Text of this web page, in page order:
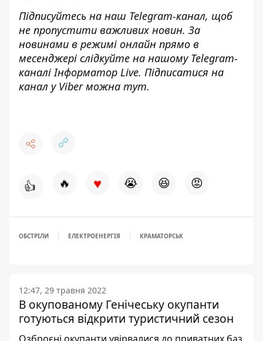
Підписуйтесь на наш Telegram-канал, щоб
не пропустити важливих новин. За
новинами в режимі онлайн прямо в
месенджері слідкуйте на нашому Telegram-
каналі Інформатор Live. Підписатися на
канал у Viber можна тут.
👍 🔥 ♥ 😭 😆 😡
ОБСТРІЛИ ЕЛЕКТРОЕНЕРГІЯ КРАМАТОРСЬК
12:47, 29 травня 2022
В окупованому Генічеську окупанти
готуються відкрити туристичний сезон
Озброєні окупанти увірвалися до приватних баз